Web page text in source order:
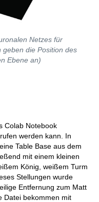
Netzes für
die Position des
Ebene an)
Colab Notebook
werden kann. In
Table Base aus dem
mit einem kleinen
König, weißem Turm
Stellungen wurde
Entfernung zum Matt
Datei bekommen mit